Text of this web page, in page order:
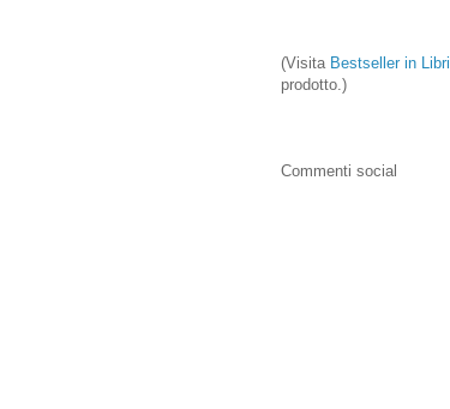
(Visita Bestseller in Libri
prodotto.)
Commenti social